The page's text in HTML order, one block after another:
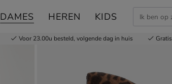
DAMES HEREN KIDS
Voor 23.00u besteld, volgende dag in huis Gratis